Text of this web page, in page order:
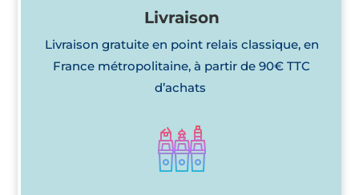
Livraison
Livraison gratuite en point relais classique, en
France métropolitaine, à partir de 90€ TTC
d’achats